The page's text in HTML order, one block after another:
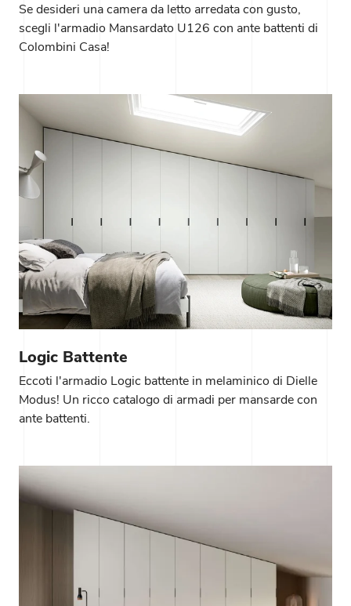
Se desideri una camera da letto arredata con gusto,
scegli l'armadio Mansardato U126 con ante battenti di
Colombini Casa!
Logic Battente
Eccoti l'armadio Logic battente in melaminico di Dielle
Modus! Un ricco catalogo di armadi per mansarde con
ante battenti.